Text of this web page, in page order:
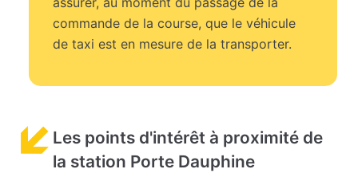
commande de la course, que le véhicule
de taxi est en mesure de la transporter.
Les points d'intérêt à proximité de
la station Porte Dauphine